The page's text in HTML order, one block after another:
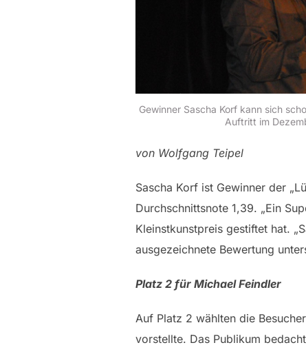
Gewinner Sascha Korf kann sich
Auftritt im
von Wolfgang Teipel
Sascha Korf ist Gewinner der
Durchschnittsnote 1,39. „Ein
Kleinstkunstpreis gestiftet hat.
ausgezeichnete Bewertung
Platz 2 für Michael Feindler
Auf Platz 2 wählten die
vorstellte. Das Publikum